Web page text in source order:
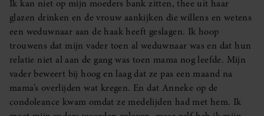
Ik kan niet op mijn moeders bank zitten, thee uit haar
glazen drinken en de vrouw aankijken die willens en wetens
een weduwnaar aan de haak heeft geslagen. Ik hoop
trouwens dat mijn vader toen al weduwnaar was en dat hun
relatie niet al aan de gang was toen mama nog leefde. Mijn
vader beweert bij hoog en laag dat ze pas een maand na
mama’s overlijden wat kregen. En dat Anneke op de
condoleance kwam omdat ze medelijden had met hem. Ik